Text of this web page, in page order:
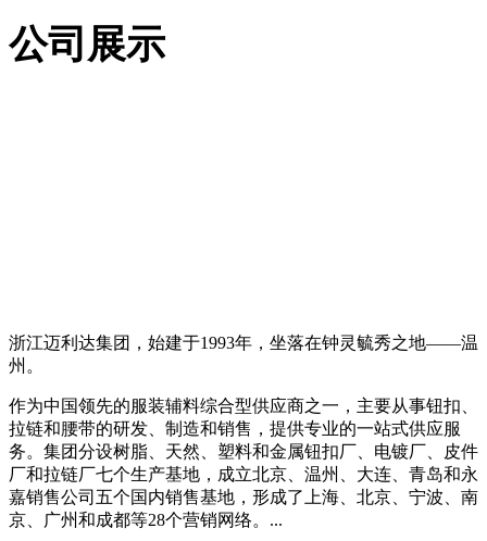
公司展示
浙江迈利达集团，始建于1993年，坐落在钟灵毓秀之地——温
州。
作为中国领先的服装辅料综合型供应商之一，主要从事钮扣、
拉链和腰带的研发、制造和销售，提供专业的一站式供应服
务。集团分设树脂、天然、塑料和金属钮扣厂、电镀厂、皮件
厂和拉链厂七个生产基地，成立北京、温州、大连、青岛和永
嘉销售公司五个国内销售基地，形成了上海、北京、宁波、南
京、广州和成都等28个营销网络。...